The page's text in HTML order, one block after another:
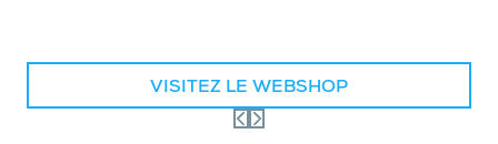
VISITEZ LE WEBSHOP